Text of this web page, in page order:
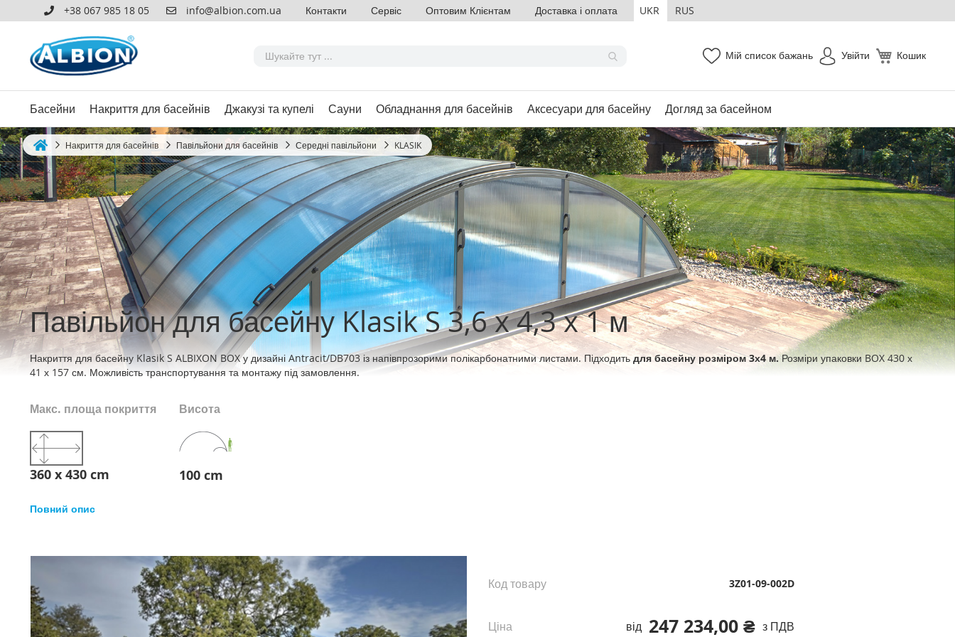
+38 067 985 18 05 info@albion.com.ua Контакти Сервіс Оптовим Клієнтам Доставка і оплата UKR RUS
Кошик
Мій список бажань Увійти
Басейни Накриття для басейнів Джакузі та купелі Сауни Обладнання для басейнів Аксесуари для басейну Догляд за басейном
Накриття для басейнів Павільйони для басейнів Середні павільйони KLASIK
Павільйон для басейну Klasik S 3,6 x 4,3 x 1 м
Накриття для басейну Klasik S ALBIXON BOX у дизайні Antracit/DB703 із напівпрозорими полікарбонатними листами. Підходить для басейну розміром 3х4 м.Розміри упаковки BOX 430 х
41 х 157 см. Можливість транспортування та монтажу під замовлення.
Макс. площа покриття
360 x 430 cm
Висота
100 cm
Повний опис
кінця
галереї
зображень
247 234,00 ₴ з ПДВ
Ціна від
Код товару 3Z01-09-002D